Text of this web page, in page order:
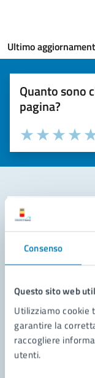
Consenso
Questo sito web
Utilizziamo cookie
garantire la
raccogliere
utenti.
Ultimo
Quanto sono
pagina?
Valuta la chiarezza
Seleziona il
Valuta 3
Valuta 2
Valuta 1 stelle su
Contatta il
Leggi le
Richiedi
Prenota
Problemi in